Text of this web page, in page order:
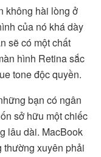
không hài lòng ở
của nó khá dày
sẽ có một chất
hình Retina sắc
tone độc quyền.
bạn có ngân
sở hữu một chiếc
lâu dài. MacBook
xuyên phải